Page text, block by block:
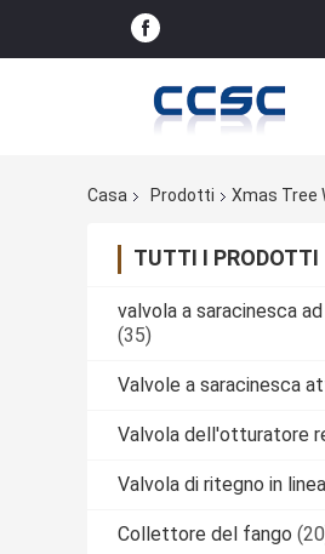
Casa Prodotti Xmas Tree
TUTTI I PRODOTTI
valvola a saracinesca
(35)
Valvole a saracinesca
Valvola dell'otturatore
Valvola di ritegno in linea
Collettore del fango